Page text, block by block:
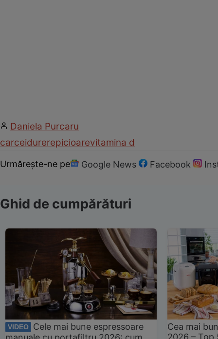
Daniela Purcaru
carceidurerepicioarevitamina d
Urmărește-ne pe Google News Facebook
Ghid de cumpărături
VIDEO
Cele mai bune espressoare
Cea mai
2026 –